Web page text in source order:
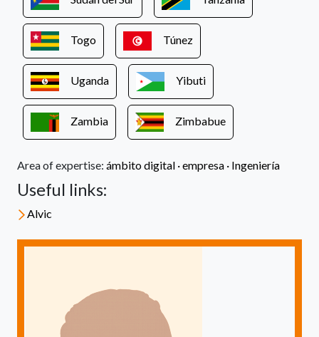
Togo Túnez
Uganda Yibuti
Zambia Zimbabue
Area of expertise: ámbito digital ·empresa · Ingeniería
Useful links:
Alvic